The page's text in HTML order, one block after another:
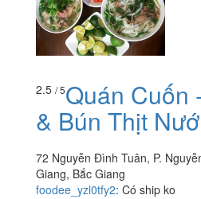
2.5 / 5Quán Cuốn
& Bún Thịt
72 Nguyễn Đình Tuân, P.
Giang, Bắc Giang
foodee_yzl0tfy2: Có ship ko